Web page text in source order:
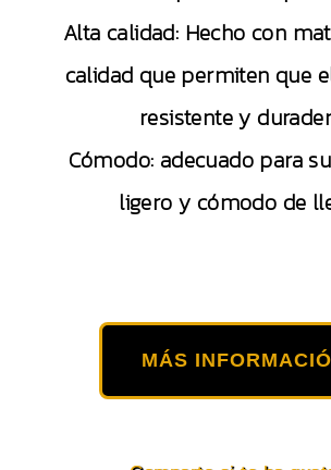
Alta calidad: Hecho con
calidad que permiten que
resistente y
Cómodo: adecuado para
ligero y cómodo de
MÁS